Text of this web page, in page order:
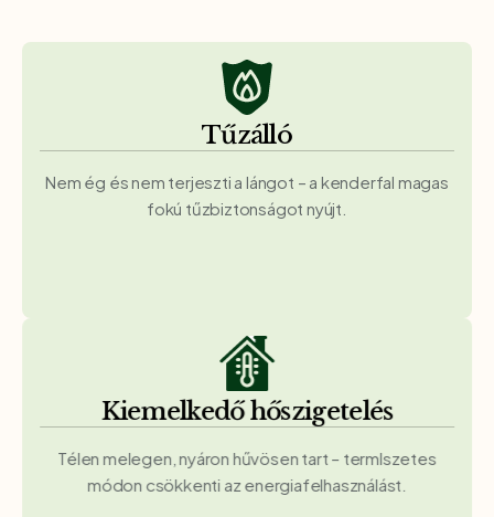
Tűzálló
Nem ég és nem terjeszti a lángot – a kenderfal magas
fokú tűzbiztonságot nyújt.
Kiemelkedő hőszigetelés
Télen melegen, nyáron hűvösen tart – termlszetes
módon csökkenti az energiafelhasználást.